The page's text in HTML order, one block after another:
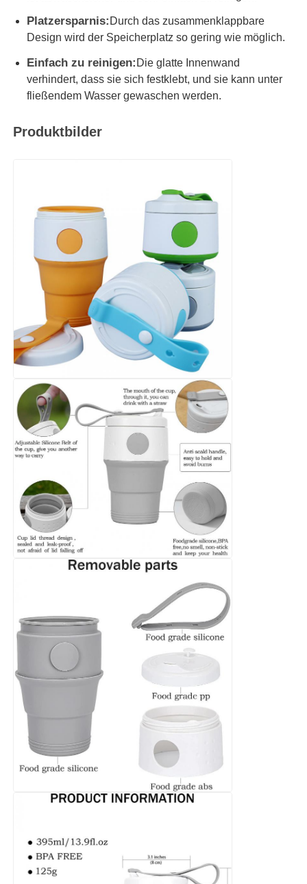
Silikon-Faltbecher
Küchenprodukte aus Silikon
Silikonkautschukprodukte
Platzersparnis: Durch das zusammenklappbare
Design wird der Speicherplatz so gering wie möglich.
Einfach zu reinigen: Die glatte Innenwand
verhindert, dass sie sich festklebt, und sie kann unter
fließendem Wasser gewaschen werden.
Produktbilder